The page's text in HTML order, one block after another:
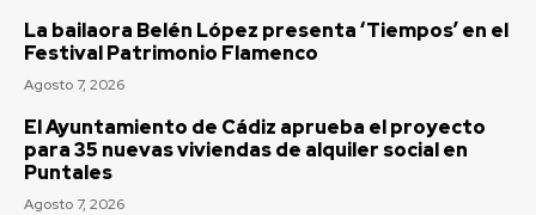
que estén en perfecto estado
Agosto 7, 2026
Cádiz se suma un año más a la campaña de
fomento del reciclaje de latas en sus playas
Agosto 7, 2026
La bailaora Belén López presenta ‘Tiempos’ en el
Festival Patrimonio Flamenco
Agosto 7, 2026
El Ayuntamiento de Cádiz aprueba el proyecto
para 35 nuevas viviendas de alquiler social en
Puntales
Agosto 7, 2026